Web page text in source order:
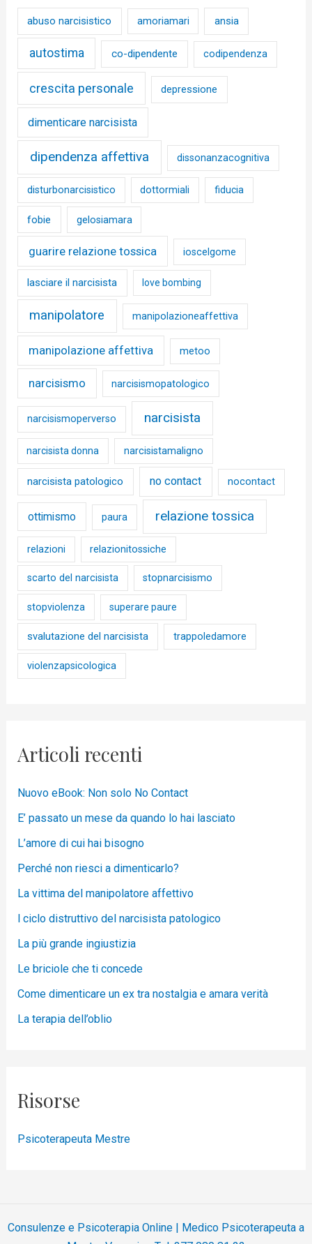
abuso narcisistico amoriamari ansia
autostima co-dipendente codipendenza
crescita personale depressione
dimenticare narcisista
dipendenza affettiva dissonanzacognitiva
disturbonarcisistico dottormiali fiducia
fobie gelosiamara
guarire relazione tossica ioscelgome
lasciare il narcisista love bombing
manipolatore manipolazioneaffettiva
manipolazione affettiva metoo
narcisismo narcisismopatologico
narcisismoperverso narcisista
narcisista donna narcisistamaligno
narcisista patologico no contact nocontact
ottimismo paura relazione tossica
relazioni relazionitossiche
scarto del narcisista stopnarcisismo
stopviolenza superare paure
svalutazione del narcisista trappoledamore
violenzapsicologica
Articoli recenti
Nuovo eBook: Non solo No Contact
E’ passato un mese da quando lo hai lasciato
L’amore di cui hai bisogno
Perché non riesci a dimenticarlo?
La vittima del manipolatore affettivo
l ciclo distruttivo del narcisista patologico
La più grande ingiustizia
Le briciole che ti concede
Come dimenticare un ex tra nostalgia e amara verità
La terapia dell’oblio
Risorse
Psicoterapeuta Mestre
Consulenze e Psicoterapia Online | Medico Psicoterapeuta a